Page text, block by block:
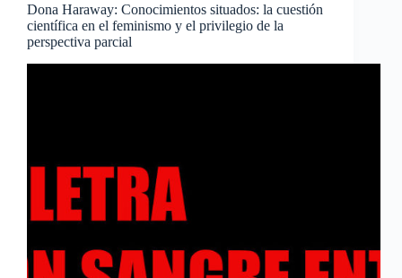
Dona Haraway: Conocimientos situados: la cuestión
científica en el feminismo y el privilegio de la
perspectiva parcial